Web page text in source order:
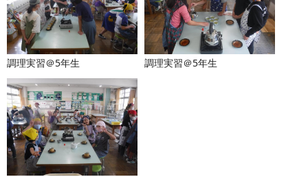
調理実習＠5年生 調理実習＠5年生